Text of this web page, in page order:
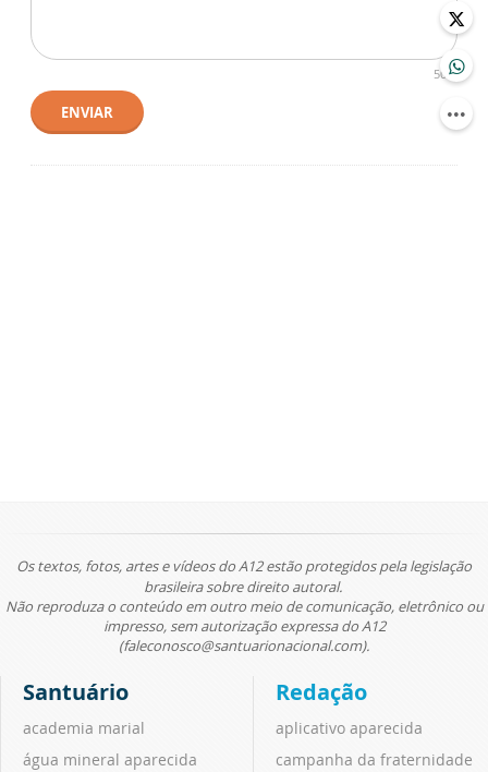
500
ENVIAR
Os textos, fotos, artes e vídeos do A12 estão protegidos pela legislação
brasileira sobre direito autoral.
Não reproduza o conteúdo em outro meio de comunicação, eletrônico ou
impresso, sem autorização expressa do A12
(faleconosco@santuarionacional.com).
Santuário
academia marial
água mineral aparecida
Redação
aplicativo aparecida
campanha da fraternidade